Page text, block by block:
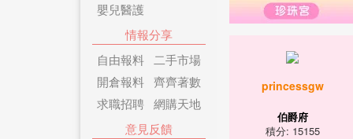
嬰兒醫護
情報分享
自由報料
二手市場
開倉報料 齊齊著數
求職招聘
網購天地
意見反饋
princessgw
伯爵府
積分: 15155